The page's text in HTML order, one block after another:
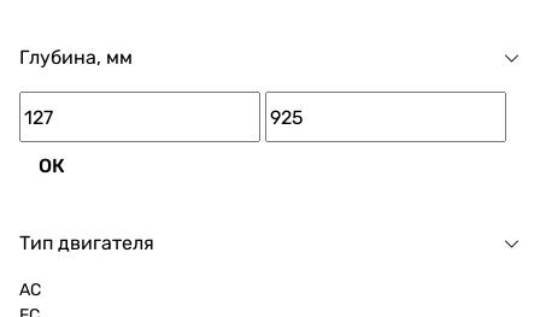
Глубина, мм
ОК
Тип двигателя
AC